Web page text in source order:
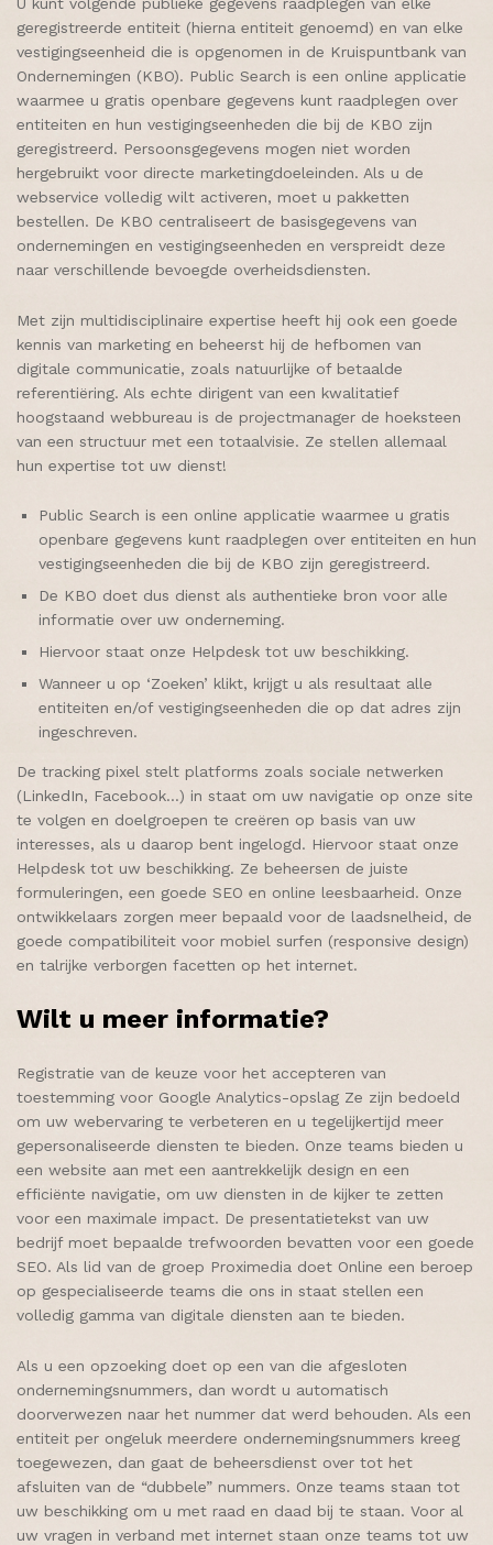
geregistreerde entiteit (hierna entiteit genoemd) en van elke
vestigingseenheid die is opgenomen in de Kruispuntbank van
Ondernemingen (KBO). Public Search is een online applicatie
waarmee u gratis openbare gegevens kunt raadplegen over
entiteiten en hun vestigingseenheden die bij de KBO zijn
geregistreerd. Persoonsgegevens mogen niet worden
hergebruikt voor directe marketingdoeleinden. Als u de
webservice volledig wilt activeren, moet u pakketten
bestellen. De KBO centraliseert de basisgegevens van
ondernemingen en vestigingseenheden en verspreidt deze
naar verschillende bevoegde overheidsdiensten.
Met zijn multidisciplinaire expertise heeft hij ook een goede
kennis van marketing en beheerst hij de hefbomen van
digitale communicatie, zoals natuurlijke of betaalde
referentiëring. Als echte dirigent van een kwalitatief
hoogstaand webbureau is de projectmanager de hoeksteen
van een structuur met een totaalvisie. Ze stellen allemaal
hun expertise tot uw dienst!
Public Search is een online applicatie waarmee u gratis
openbare gegevens kunt raadplegen over entiteiten en hun
vestigingseenheden die bij de KBO zijn geregistreerd.
De KBO doet dus dienst als authentieke bron voor alle
informatie over uw onderneming.
Hiervoor staat onze Helpdesk tot uw beschikking.
Wanneer u op ‘Zoeken’ klikt, krijgt u als resultaat alle
entiteiten en/of vestigingseenheden die op dat adres zijn
ingeschreven.
De tracking pixel stelt platforms zoals sociale netwerken
(LinkedIn, Facebook…) in staat om uw navigatie op onze site
te volgen en doelgroepen te creëren op basis van uw
interesses, als u daarop bent ingelogd. Hiervoor staat onze
Helpdesk tot uw beschikking. Ze beheersen de juiste
formuleringen, een goede SEO en online leesbaarheid. Onze
ontwikkelaars zorgen meer bepaald voor de laadsnelheid, de
goede compatibiliteit voor mobiel surfen (responsive design)
en talrijke verborgen facetten op het internet.
Wilt u meer informatie?
Registratie van de keuze voor het accepteren van
toestemming voor Google Analytics-opslag Ze zijn bedoeld
om uw webervaring te verbeteren en u tegelijkertijd meer
gepersonaliseerde diensten te bieden. Onze teams bieden u
een website aan met een aantrekkelijk design en een
efficiënte navigatie, om uw diensten in de kijker te zetten
voor een maximale impact. De presentatietekst van uw
bedrijf moet bepaalde trefwoorden bevatten voor een goede
SEO. Als lid van de groep Proximedia doet Online een beroep
op gespecialiseerde teams die ons in staat stellen een
volledig gamma van digitale diensten aan te bieden.
Als u een opzoeking doet op een van die afgesloten
ondernemingsnummers, dan wordt u automatisch
doorverwezen naar het nummer dat werd behouden. Als een
entiteit per ongeluk meerdere ondernemingsnummers kreeg
toegewezen, dan gaat de beheersdienst over tot het
afsluiten van de “dubbele” nummers. Onze teams staan tot
uw beschikking om u met raad en daad bij te staan. Voor al
uw vragen in verband met internet staan onze teams tot uw